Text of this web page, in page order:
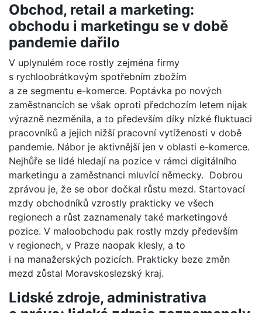
Obchod, retail a marketing:
obchodu i marketingu se v době
pandemie dařilo
V uplynulém roce rostly zejména firmy
s rychloobrátkovým spotřebním zbožím
a ze segmentu e-komerce. Poptávka po nových
zaměstnancích se však oproti předchozím letem nijak
výrazně nezměnila, a to především díky nízké fluktuaci
pracovníků a jejich nižší pracovní vytíženosti v době
pandemie. Nábor je aktivnější jen v oblasti e-komerce.
Nejhůře se lidé hledají na pozice v rámci digitálního
marketingu a zaměstnanci mluvící německy. Dobrou
zprávou je, že se obor dočkal růstu mezd. Startovací
mzdy obchodníků vzrostly prakticky ve všech
regionech a růst zaznamenaly také marketingové
pozice. V maloobchodu pak rostly mzdy především
v regionech, v Praze naopak klesly, a to
i na manažerských pozicích. Prakticky beze změn
mezd zůstal Moravskoslezský kraj.
Lidské zdroje, administrativa